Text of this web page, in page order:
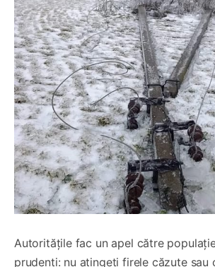
Autoritățile fac un apel către
prudenți: nu atingeți firele căzute sau